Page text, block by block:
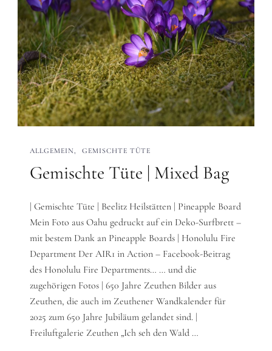
ALLGEMEIN GEMISCHTE TÜTE
Gemischte Tüte | Mixed Bag
| Gemischte Tüte | Beelitz Heilstätten | Pineapple Board
Mein Foto aus Oahu gedruckt auf ein Deko-Surfbrett –
mit bestem Dank an Pineapple Boards | Honolulu Fire
Department Der AIR1 in Action – Facebook-Beitrag
des Honolulu Fire Departments… … und die
zugehörigen Fotos | 650 Jahre Zeuthen Bilder aus
Zeuthen, die auch im Zeuthener Wandkalender für
2025 zum 650 Jahre Jubiläum gelandet sind. |
Freiluftgalerie Zeuthen „Ich seh den Wald …